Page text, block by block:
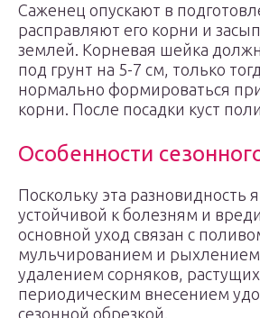
Саженец опускают в
расправляют его корни и
землей. Корневая шейка
под грунт на 5-7 см, только
нормально формироваться
корни. После посадки куст
Особенности
Поскольку эта разновидность
устойчивой к болезням и
основной уход связан с
мульчированием и рыхлением
удалением сорняков, растущих
периодическим внесением
сезонной обрезкой.